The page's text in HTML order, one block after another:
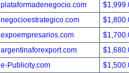
plataformadenegocio.com
negocioestrategico.com
expoempresarios.com
argentinaforexport.com
e-Publicity.com